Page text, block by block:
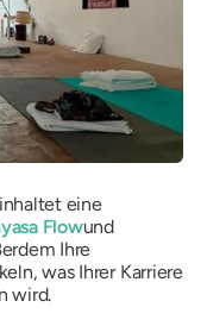
eine
Flowund
Ihre
was Ihrer Karriere
wird.